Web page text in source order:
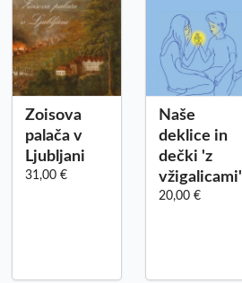
Zoisova
palača v
Ljubljani
31,00 €
Naše
deklice in
dečki 'z
vžigalicami'
20,00 €